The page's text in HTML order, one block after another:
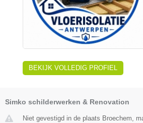
BEKIJK VOLLEDIG PROFIEL
Simko schilderwerken & Renovation
Niet gevestigd in de plaats Broechem,